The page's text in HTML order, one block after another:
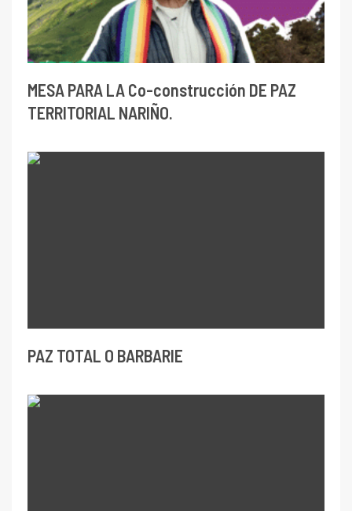
MESA PARA LA Co-construcción DE PAZ
TERRITORIAL NARIÑO.
PAZ TOTAL O BARBARIE